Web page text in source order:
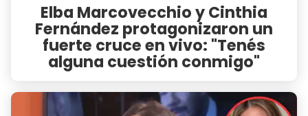
Elba Marcovecchio y Cinthia
Fernández protagonizaron un
fuerte cruce en vivo: "Tenés
alguna cuestión conmigo"